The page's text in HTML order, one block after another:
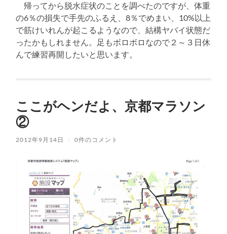
帰ってから脱水症状のことを調べたのですが、体重
の6％の損失で手先のふるえ、8％でめまい、10%以上
で筋けいれんが起こるようなので、結構ヤバイ状態だ
ったかもしれません。足もボロボロなので２～３日休
んで練習再開したいと思います。
ここがヘンだよ、京都マラソン
②
2012年9月14日 / 0件のコメント